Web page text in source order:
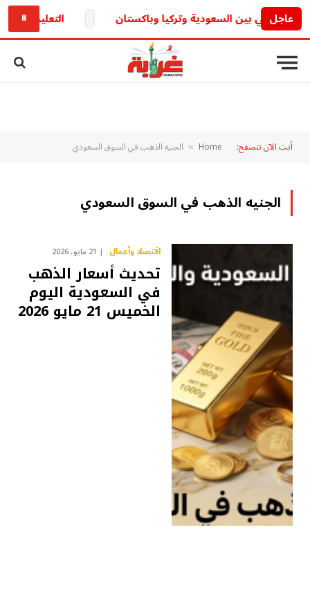
عاجل التعليم تكشف.. حقيقة تأجيل
⏸
أنت الآن تتصفح: Home
» الجنيه الذهب في السوق السعودي
الجنيه الذهب في السوق السعودي
اقتصاد وأعمال 21 مايو، 2026
تحديث أسعار الذهب
في السعودية اليوم
الخميس 21 مايو 2026